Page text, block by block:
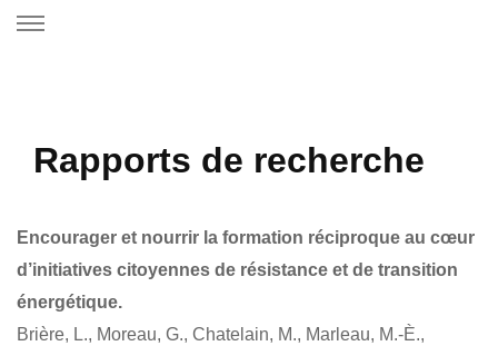
Collectif Scientifique sur les enjeux
Rapports de recherche
Encourager et nourrir la formation réciproque au cœur
d’initiatives citoyennes de résistance et de transition
énergétique.
Brière, L., Moreau, G., Chatelain, M., Marleau, M.-È.,